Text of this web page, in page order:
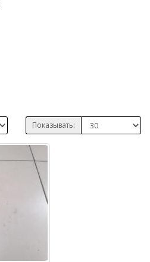
Показывать: